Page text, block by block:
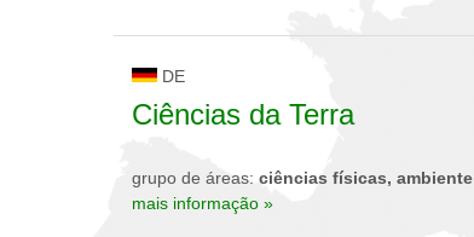
DE
Ciências da Terra
grupo de áreas: ciências físicas, ambiente
mais informação »